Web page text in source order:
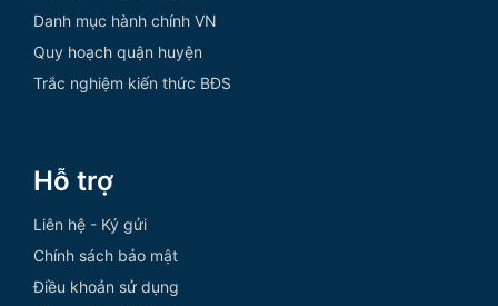
Danh mục hành chính VN
Quy hoạch quận huyện
Trắc nghiệm kiến thức BĐS
Hỗ trợ
Liên hệ - Ký gửi
Chính sách bảo mật
Điều khoản sử dụng